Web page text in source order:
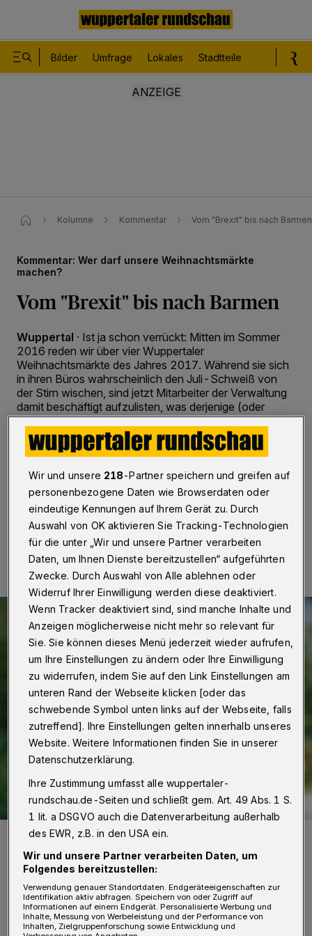
Bilder Umfrage Lokales Stadtteile
Kolumne Kommentar Vom "Brexit" bis nach Barmen
Kommentar: Wer darf unsere Weihnachtsmärkte
machen?
Vom "Brexit" bis nach Barmen
Wuppertal · Ist ja schon verrückt: Mitten im Sommer
2016 reden wir über vier Wuppertaler
Weihnachtsmärkte des Jahres 2017. Während sie sich
in ihren Büros wahrscheinlich den Juli-Schweiß von
der Stirn wischen, sind jetzt Mitarbeiter der Verwaltung
damit beschäftigt aufzulisten, was derjenige (oder
diejenigen) bringen und machen müssen, die den
Elberfelder "Lichtermarkt", den Barmer
Weihnachtsmarkt, den Mittelalter-Markt auf dem
Hardt durchführen wollen.
2 Minuten Lesezeit
Rundschau-Redakteur Stefan Seitz.
Wir und unsere 218-Partner speichern und greifen auf
personenbezogene Daten wie Browserdaten oder
eindeutige Kennungen auf Ihrem Gerät zu. Durch
Auswahl von OK aktivieren Sie Tracking-Technologien
für die unter „Wir und unsere Partner verarbeiten
Daten, um Ihnen Dienste bereitzustellen“ aufgeführten
Zwecke. Durch Auswahl von Alle ablehnen oder
Widerruf Ihrer Einwilligung werden diese deaktiviert.
Wenn Tracker deaktiviert sind, sind manche Inhalte und
Anzeigen möglicherweise nicht mehr so relevant für
Sie. Sie können dieses Menü jederzeit wieder aufrufen,
um Ihre Einstellungen zu ändern oder Ihre Einwilligung
zu widerrufen, indem Sie auf den Link Einstellungen am
unteren Rand der Webseite klicken [oder das
schwebende Symbol unten links auf der Webseite, falls
zutreffend]. Ihre Einstellungen gelten innerhalb unseres
Website. Weitere Informationen finden Sie in unserer
Datenschutzerklärung.
Ihre Zustimmung umfasst alle wuppertaler-
rundschau.de-Seiten und schließt gem. Art. 49 Abs. 1 S.
1 lit. a DSGVO auch die Datenverarbeitung außerhalb
des EWR, z.B. in den USA ein.
Wir und unsere Partner verarbeiten Daten, um
Folgendes bereitzustellen:
Verwendung genauer Standortdaten. Endgeräteeigenschaften zur
Identifikation aktiv abfragen. Speichern von oder Zugriff auf
Informationen auf einem Endgerät. Personalisierte Werbung und
Inhalte, Messung von Werbeleistung und der Performance von
Inhalten, Zielgruppenforschung sowie Entwicklung und